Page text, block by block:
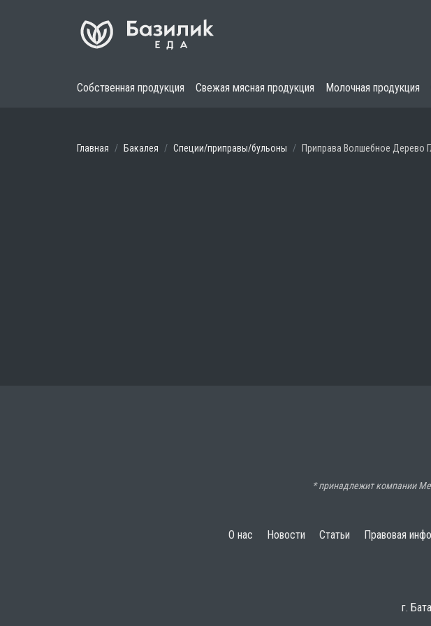
Собственная продукция Свежая мясная продукция Молочная продукция
Главная Бакалея Специи/приправы/бульоны Приправа Волшебное Дерево
* принадлежит компании
О нас Новости Статьи Правовая
г.